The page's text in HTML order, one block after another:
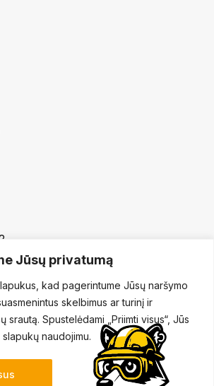
Jūsų privatumą
kad pagerintume Jūsų naršymo
skelbimus ar turinį ir
srautą. Spustelėdami „Priimti visus“, Jūs
naudojimu.